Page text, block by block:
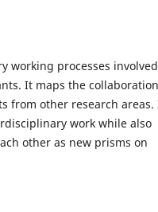
working processes
It maps the collaboration
from other research areas.
work while also
other as new prisms on